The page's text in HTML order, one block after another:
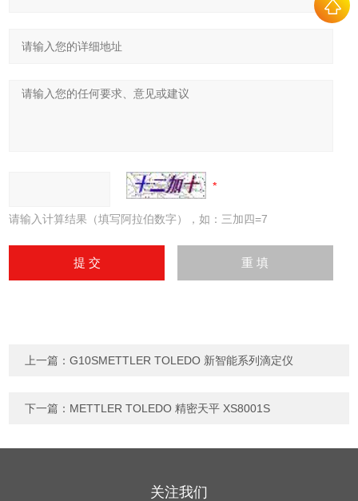
请输入计算结果（填写阿拉伯数字），如：三加四=7
上一篇：G10SMETTLER TOLEDO 新智能系列滴定仪
下一篇： METTLER TOLEDO 精密天平 XS8001S
关注我们